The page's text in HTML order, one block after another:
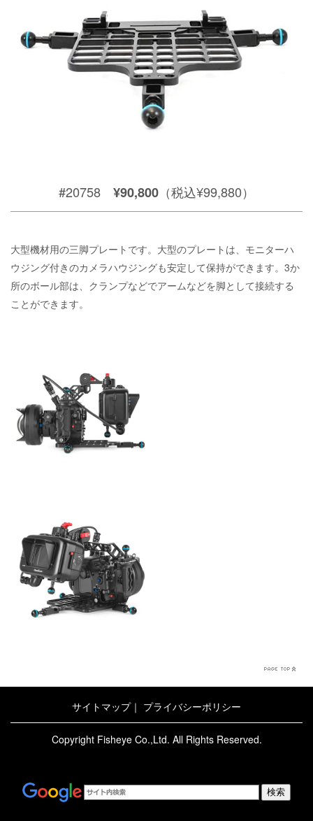
#20758 ¥90,800 （税込¥99,880）
大型機材用の三脚プレートです。大型のプレートは、モニターハ
ウジング付きのカメラハウジングも安定して保持ができます。3か
所のボール部は、クランプなどでアームなどを脚として接続する
ことができます。
サイトマップ｜ プライバシーポリシー
Copyright Fisheye Co.,Ltd. All Rights Reserved.